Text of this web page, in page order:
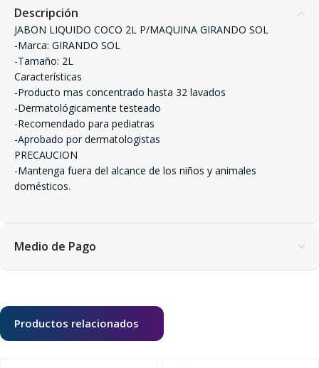
Descripción
JABON LIQUIDO COCO 2L P/MAQUINA GIRANDO SOL
-Marca: GIRANDO SOL
-Tamaño: 2L
Características
-Producto mas concentrado hasta 32 lavados
-Dermatológicamente testeado
-Recomendado para pediatras
-Aprobado por dermatologistas
PRECAUCION
-Mantenga fuera del alcance de los niños y animales
domésticos.
Medio de Pago
Productos relacionados